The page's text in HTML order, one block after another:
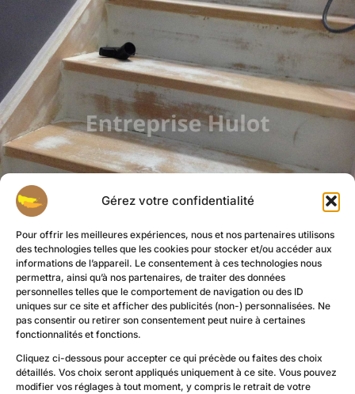
Gérez votre confidentialité
Pour offrir les meilleures expériences, nous et nos partenaires utilisons
des technologies telles que les cookies pour stocker et/ou accéder aux
informations de l’appareil. Le consentement à ces technologies nous
permettra, ainsi qu’à nos partenaires, de traiter des données
personnelles telles que le comportement de navigation ou des ID
uniques sur ce site et afficher des publicités (non-) personnalisées. Ne
pas consentir ou retirer son consentement peut nuire à certaines
fonctionnalités et fonctions.
Cliquez ci-dessous pour accepter ce qui précède ou faites des choix
détaillés. Vos choix seront appliqués uniquement à ce site. Vous pouvez
modifier vos réglages à tout moment, y compris le retrait de votre